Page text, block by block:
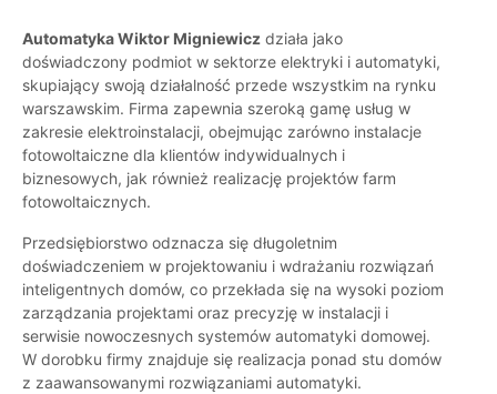
Automatyka Wiktor Migniewicz działa jako
doświadczony podmiot w sektorze elektryki i automatyki,
skupiający swoją działalność przede wszystkim na rynku
warszawskim. Firma zapewnia szeroką gamę usług w
zakresie elektroinstalacji, obejmując zarówno instalacje
fotowoltaiczne dla klientów indywidualnych i
biznesowych, jak również realizację projektów farm
fotowoltaicznych.
Przedsiębiorstwo odznacza się długoletnim
doświadczeniem w projektowaniu i wdrażaniu rozwiązań
inteligentnych domów, co przekłada się na wysoki poziom
zarządzania projektami oraz precyzję w instalacji i
serwisie nowoczesnych systemów automatyki domowej.
W dorobku firmy znajduje się realizacja ponad stu domów
z zaawansowanymi rozwiązaniami automatyki.